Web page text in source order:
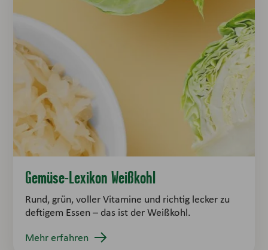
Gemüse-Lexikon Weißkohl
Rund, grün, voller Vitamine und richtig lecker zu
deftigem Essen – das ist der Weißkohl.
Mehr erfahren